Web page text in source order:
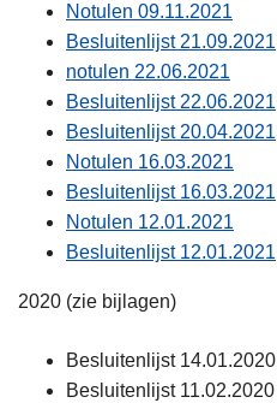
Notulen 09.11.2021
Besluitenlijst 21.09.2021
notulen 22.06.2021
Besluitenlijst 22.06.2021
Besluitenlijst 20.04.2021
Notulen 16.03.2021
Besluitenlijst 16.03.2021
Notulen 12.01.2021
Besluitenlijst 12.01.2021
2020 (zie bijlagen)
Besluitenlijst 14.01.2020
Besluitenlijst 11.02.2020